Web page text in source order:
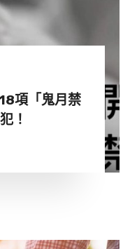
修行；直取菩提上果，
福慧雙增長！祝您和家
一尊紅文殊，
你妙手金銀；送你一尊
項「鬼月禁
！